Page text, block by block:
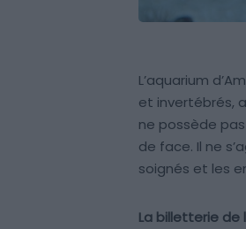
L’aquarium
et invertébrés,
ne possède
de face. Il ne
soignés et les
La billetterie de